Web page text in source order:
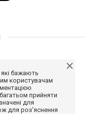
які бажають
користувачам
прийняти
для
для роз'яснення